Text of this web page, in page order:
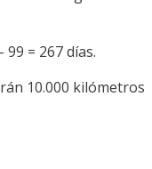
= 267 días.
10.000 kilómetros